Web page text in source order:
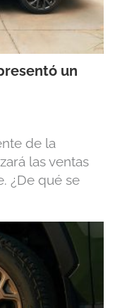
un
de la
las ventas
¿De qué se